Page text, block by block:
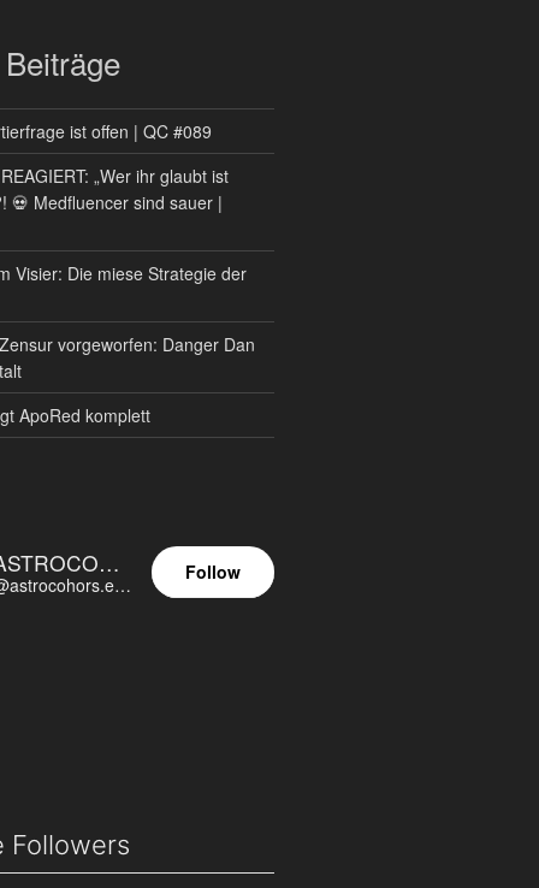
ist offen | QC #089
„Wer ihr glaubt ist
💀 Medfluencer sind sauer |
Visier: Die miese Strategie der
vorgeworfen: Danger Dan
ApoRed komplett
ASTROCOHORS EUNOIA ULTIMA
@astrocohors.eu@astrocohors.eu
Follow
Followers